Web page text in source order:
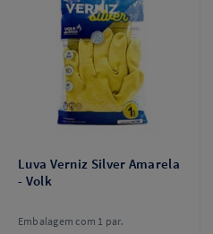
Luva Verniz Silver Amarela
- Volk
Embalagem com 1 par.